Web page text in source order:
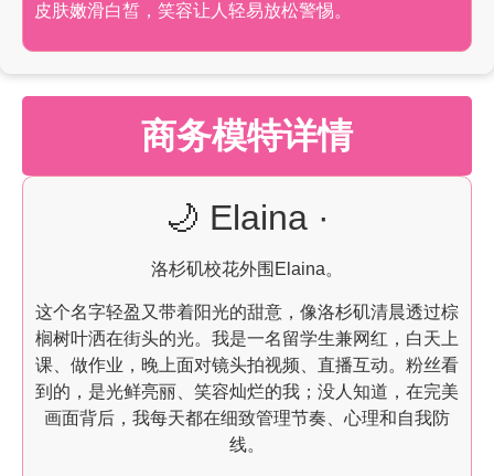
皮肤嫩滑白皙，笑容让人轻易放松警惕。
商务模特详情
🌙 Elaina ·
洛杉矶校花外围Elaina。
这个名字轻盈又带着阳光的甜意，像洛杉矶清晨透过棕
榈树叶洒在街头的光。我是一名留学生兼网红，白天上
课、做作业，晚上面对镜头拍视频、直播互动。粉丝看
到的，是光鲜亮丽、笑容灿烂的我；没人知道，在完美
画面背后，我每天都在细致管理节奏、心理和自我防
线。